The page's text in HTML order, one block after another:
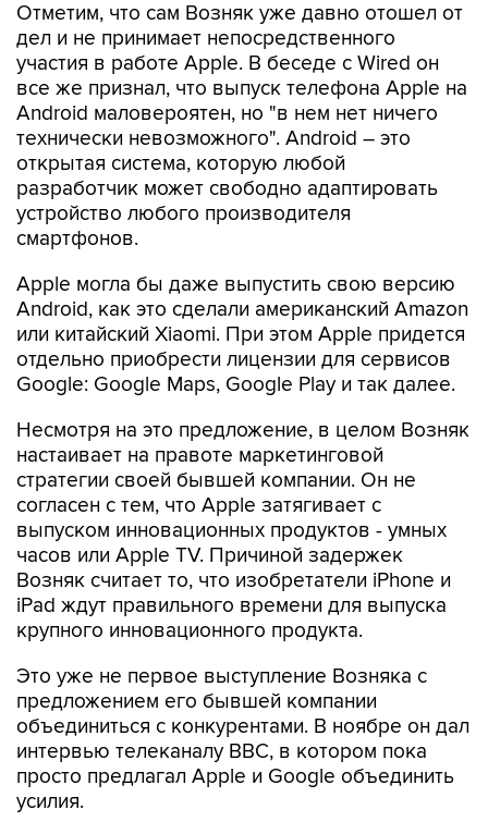
Отметим, что сам Возняк уже давно отошел от
дел и не принимает непосредственного
участия в работе Apple. В беседе с Wired он
все же признал, что выпуск телефона Apple на
Android маловероятен, но "в нем нет ничего
технически невозможного". Android – это
открытая система, которую любой
разработчик может свободно адаптировать
устройство любого производителя
смартфонов.
Apple могла бы даже выпустить свою версию
Android, как это сделали американский Amazon
или китайский Xiaomi. При этом Apple придется
отдельно приобрести лицензии для сервисов
Google: Google Maps, Google Play и так далее.
Несмотря на это предложение, в целом Возняк
настаивает на правоте маркетинговой
стратегии своей бывшей компании. Он не
согласен с тем, что Apple затягивает с
выпуском инновационных продуктов - умных
часов или Apple TV. Причиной задержек
Возняк считает то, что изобретатели iPhone и
iPad ждут правильного времени для выпуска
крупного инновационного продукта.
Это уже не первое выступление Возняка с
предложением его бывшей компании
объединиться с конкурентами. В ноябре он дал
интервью телеканалу BBC, в котором пока
просто предлагал Apple и Google объединить
усилия.